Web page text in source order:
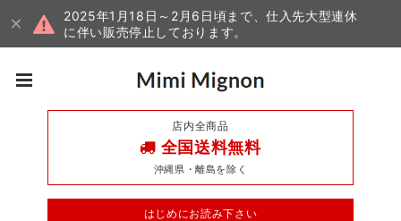
2025年1月18日～2月6日頃まで、仕入先大型連休
に伴い販売停止しております。
店内全商品
全国送料無料
沖縄県・離島を除く
はじめにお読み下さい